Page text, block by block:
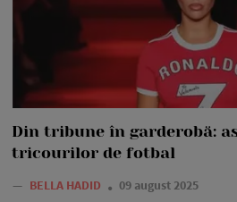
Din tribune în garderobă:
tricourilor de fotbal
— BELLA HADID 09 august 2025